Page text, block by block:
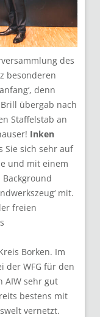
des
besonderen
denn
übergab nach
Staffelstab an
Inken
Sie sich sehr auf
und mit einem
mit.
freien
Borken. Im
der WFG für den
AIW sehr gut
bestens mit
vernetzt.